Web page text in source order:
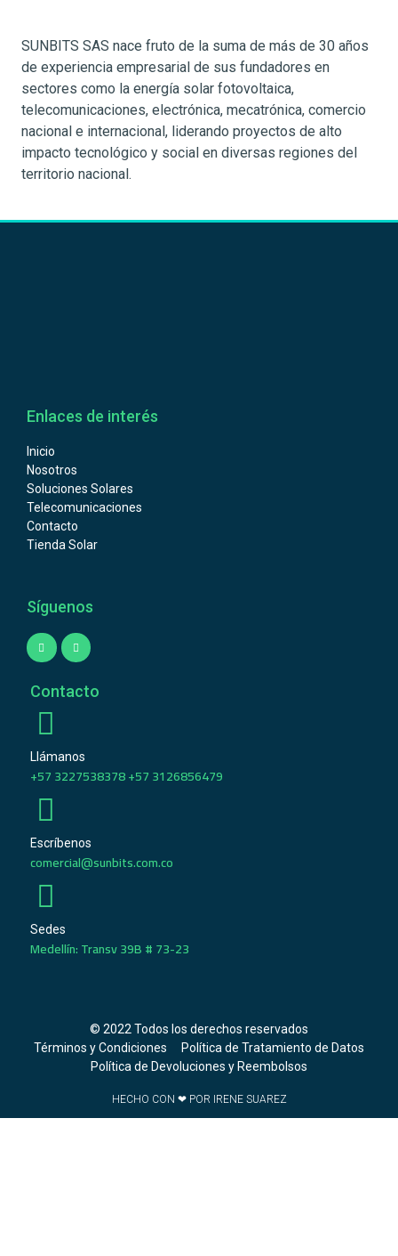
SUNBITS SAS nace fruto de la suma de más de 30 años
de experiencia empresarial de sus fundadores en
sectores como la energía solar fotovoltaica,
telecomunicaciones, electrónica, mecatrónica, comercio
nacional e internacional, liderando proyectos de alto
impacto tecnológico y social en diversas regiones del
territorio nacional.
Enlaces de interés
Inicio
Nosotros
Soluciones Solares
Telecomunicaciones
Contacto
Tienda Solar
Síguenos
Contacto
Llámanos
+57 3227538378 +57 3126856479
Escríbenos
comercial@sunbits.com.co
Sedes
Medellín: Transv 39B # 73-23
© 2022 Todos los derechos reservados
Términos y Condiciones
Política de Tratamiento de Datos
Política de Devoluciones y Reembolsos
HECHO CON ❤ POR IRENE SUAREZ